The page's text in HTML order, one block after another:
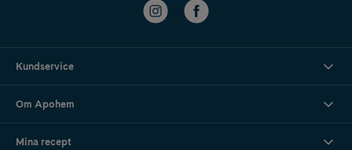
Kundservice
Om Apohem
Mina recept